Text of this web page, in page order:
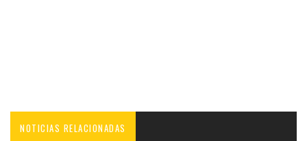
NOTICIAS RELACIONADAS